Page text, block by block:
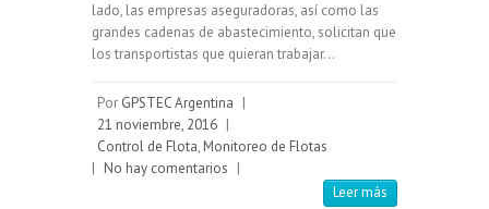
lado, las empresas aseguradoras, así como las
grandes cadenas de abastecimiento, solicitan que
los transportistas que quieran trabajar…
Por GPSTEC Argentina |
21 noviembre, 2016 |
Control de Flota, Monitoreo de Flotas
| No hay comentarios |
Leer más